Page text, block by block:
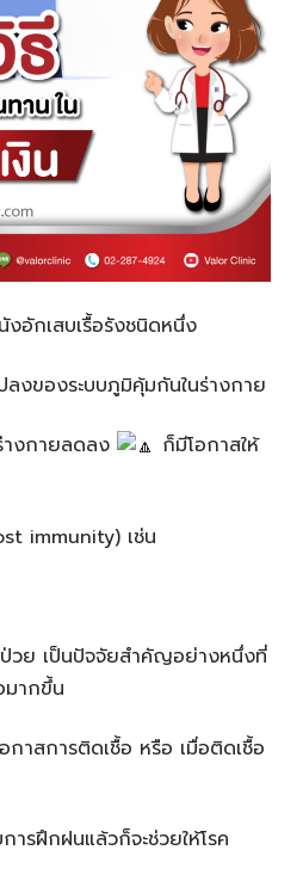
งอักเสบเรื้อรังชนิดหนึ่ง
งของระบบภูมิคุ้มกันในร่างกาย
างกายลดลง
ก็มีโอกาสให้
immunity) เช่น
ป่วย เป็นปัจจัยสำคัญอย่างหนึ่งที่
มากขึ้น
กาสการติดเชื้อ หรือ เมื่อติดเชื้อ
ารฝึกฝนแล้วก็จะช่วยให้โรค